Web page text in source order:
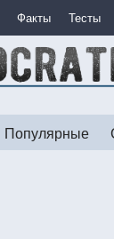
Факты Тесты
Популярные